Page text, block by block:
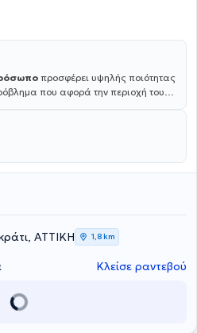
προσφέρει υψηλής ποιότητας
που αφορά την περιοχή του
Ιωάννη Χατζηστεφανου MD PhD,
ιατρούς και οδοντιάτρους και
απαιτητικές περιπτώσεις,
λύσεις για κάθε ασθενή. Για
ΑΤΤΙΚΗ 1,8 km
Κλείσε ραντεβού